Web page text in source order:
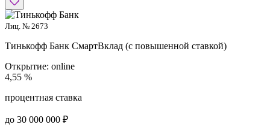
Лиц. № 2673
Тинькофф Банк СмартВклад (с повышенной ставкой)
Открытие: online
4,55 %
процентная ставка
до 30 000 000 ₽